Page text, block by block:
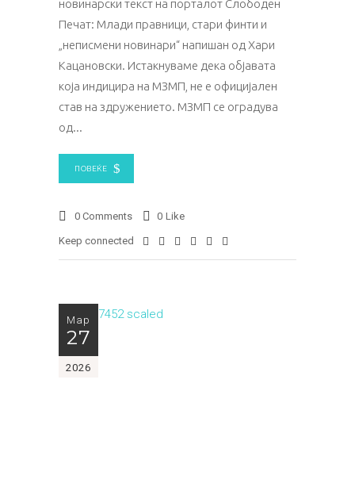
новинарски текст на порталот Слободен
Печат: Млади правници, стари финти и
„неписмени новинари“ напишан од Хари
Кацановски. Истакнуваме дека објавата
која индицира на МЗМП, не е официјален
став на здружението. МЗМП се оградува
од
ПОВЕЌЕ
0 Comments 0 Like
Keep connected
Мар
27
2026